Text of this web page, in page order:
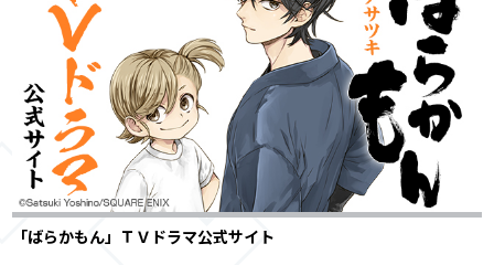
「ばらかもん」ＴＶドラマ公式サイト